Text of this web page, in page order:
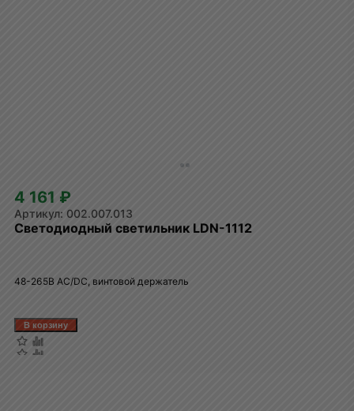
4 161 ₽
002.007.013
Светодиодный светильник LDN-1112
48-265B AC/DC, винтовой держатель